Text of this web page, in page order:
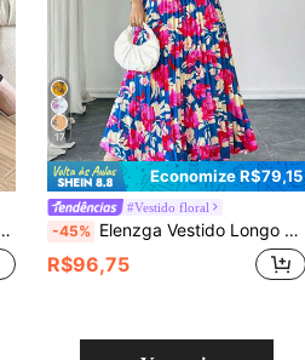
17
Economize R$79,15
#Vestido floral
-45% Elenzga Vestido Longo Vintage Estilo Francês Versátil para Férias e Encontros, Cintura Franzida, Estampa Floral, Manga Babado, Decote Quadrado, Modelagem Emagrecedora, Plus Size
R$96,75